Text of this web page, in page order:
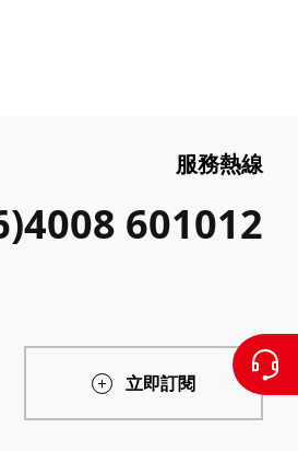
服務熱線
601012
立即訂閱